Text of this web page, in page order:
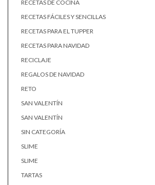
RECETAS DE COCINA
RECETAS FÁCILES Y SENCILLAS
RECETAS PARA EL TUPPER
RECETAS PARA NAVIDAD
RECICLAJE
REGALOS DE NAVIDAD
RETO
SAN VALENTÍN
SAN VALENTÍN
SIN CATEGORÍA
SLIME
SLIME
TARTAS